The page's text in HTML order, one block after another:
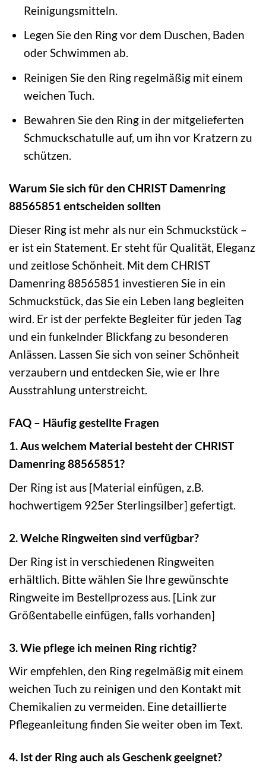
Reinigungsmitteln.
Legen Sie den Ring vor dem Duschen, Baden
oder Schwimmen ab.
Reinigen Sie den Ring regelmäßig mit einem
weichen Tuch.
Bewahren Sie den Ring in der mitgelieferten
Schmuckschatulle auf, um ihn vor Kratzern zu
schützen.
Warum Sie sich für den CHRIST Damenring
88565851 entscheiden sollten
Dieser Ring ist mehr als nur ein Schmuckstück –
er ist ein Statement. Er steht für Qualität, Eleganz
und zeitlose Schönheit. Mit dem CHRIST
Damenring 88565851 investieren Sie in ein
Schmuckstück, das Sie ein Leben lang begleiten
wird. Er ist der perfekte Begleiter für jeden Tag
und ein funkelnder Blickfang zu besonderen
Anlässen. Lassen Sie sich von seiner Schönheit
verzaubern und entdecken Sie, wie er Ihre
Ausstrahlung unterstreicht.
FAQ – Häufig gestellte Fragen
1. Aus welchem Material besteht der CHRIST
Damenring 88565851?
Der Ring ist aus [Material einfügen, z.B.
hochwertigem 925er Sterlingsilber] gefertigt.
2. Welche Ringweiten sind verfügbar?
Der Ring ist in verschiedenen Ringweiten
erhältlich. Bitte wählen Sie Ihre gewünschte
Ringweite im Bestellprozess aus. [Link zur
Größentabelle einfügen, falls vorhanden]
3. Wie pflege ich meinen Ring richtig?
Wir empfehlen, den Ring regelmäßig mit einem
weichen Tuch zu reinigen und den Kontakt mit
Chemikalien zu vermeiden. Eine detaillierte
Pflegeanleitung finden Sie weiter oben im Text.
4. Ist der Ring auch als Geschenk geeignet?